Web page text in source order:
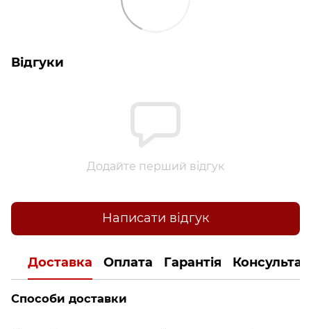
Відгуки
Додайте перший відгук
Написати відгук
Доставка Оплата Гарантія
Способи доставки